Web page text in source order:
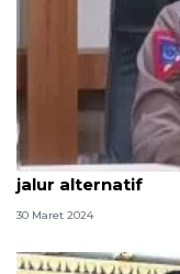
Polresta Sleman:
jalur alternatif
30 Maret 2024